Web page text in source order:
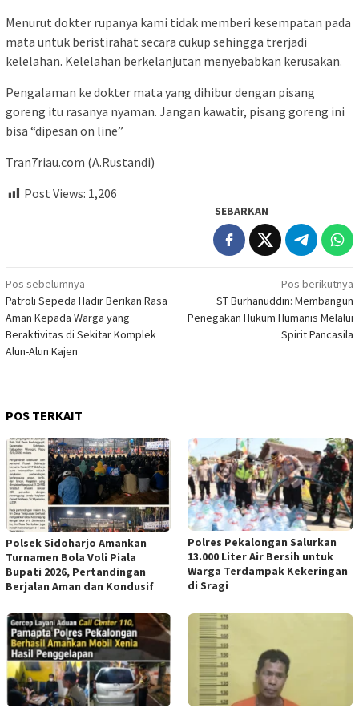
Menurut dokter rupanya kami tidak memberi kesempatan pada
mata untuk beristirahat secara cukup sehingga trerjadi
kelelahan. Kelelahan berkelanjutan menyebabkan kerusakan.
Pengalaman ke dokter mata yang dihibur dengan pisang
goreng itu rasanya nyaman. Jangan kawatir, pisang goreng ini
bisa “dipesan on line”
Tran7riau.com (A.Rustandi)
Post Views: 1,206
SEBARKAN
Navigasi
pos
Pos sebelumnya
Patroli Sepeda Hadir Berikan Rasa
Aman Kepada Warga yang
Beraktivitas di Sekitar Komplek
Alun-Alun Kajen
Pos berikutnya
ST Burhanuddin: Membangun
Penegakan Hukum Humanis Melalui
Spirit Pancasila
POS TERKAIT
Polsek Sidoharjo Amankan
Turnamen Bola Voli Piala
Bupati 2026, Pertandingan
Berjalan Aman dan Kondusif
Polres Pekalongan Salurkan
13.000 Liter Air Bersih untuk
Warga Terdampak Kekeringan
di Sragi